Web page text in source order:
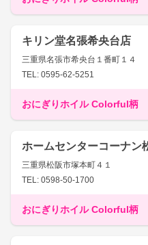
キリン堂名張希央台店
三重県名張市希央台１番町１４
TEL: 0595-62-5251
おにぎりホイル Colorful柄
ホームセンターコーナン
三重県松阪市塚本町４１
TEL: 0598-50-1700
おにぎりホイル Colorful柄